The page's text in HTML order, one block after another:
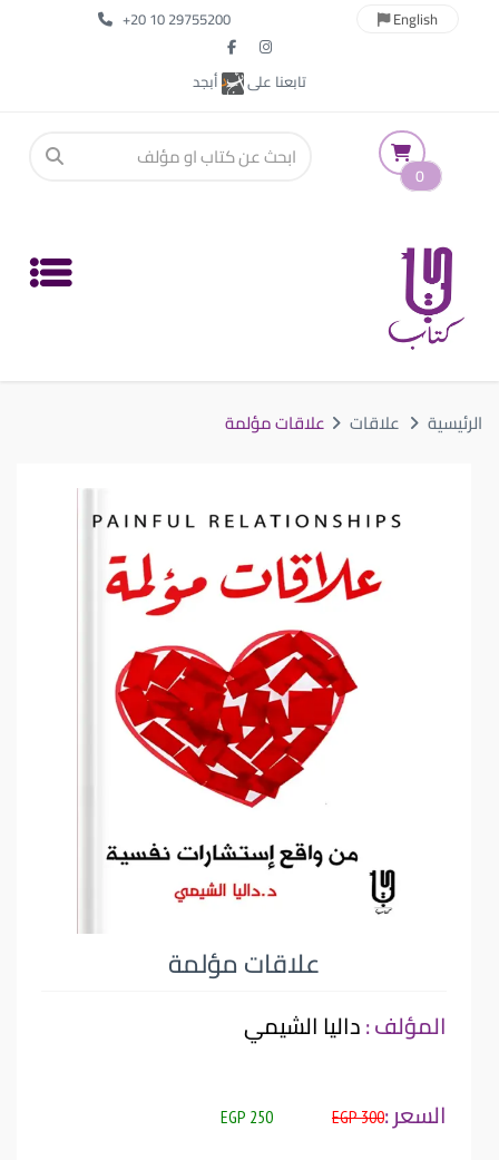
+20 10 29755200
تابعنا على أبجد
English
0
الرئيسية علاقات علاقات مؤلمة
علاقات مؤلمة
المؤلف :داليا الشيمي
السعر :300 EGP
250 EGP